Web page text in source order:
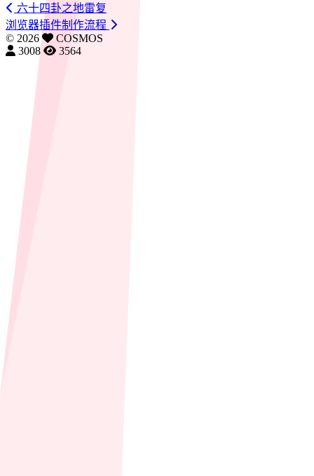
六十四卦之地雷复
浏览器插件制作流程
© 2026
COSMOS
3008
3564